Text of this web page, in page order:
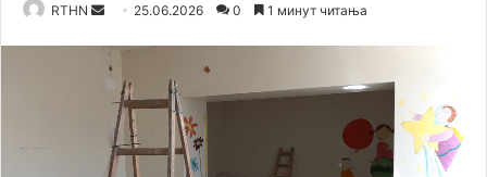
RTHN
n
e
25.06.2026 0 1 минут читања